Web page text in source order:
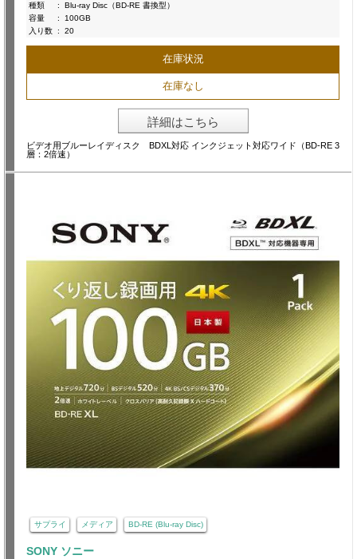
種類
:
Blu-ray Disc（BD-RE 書換型）
容量
:
100GB
入り数 : 20
在庫状況
在庫なし
詳細はこちら
ビデオ用ブルーレイディスク BDXL対応 インクジェット対応ワイド（BD-RE 3
層：2倍速）
サプライ メディア BD-RE (Blu-ray Disc)
SONY ソニー